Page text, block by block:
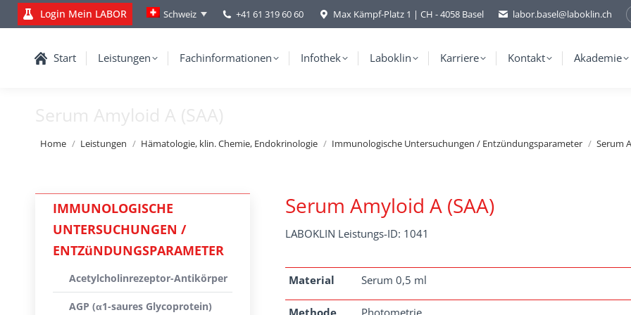
Login Mein LABOR Schweiz +41 61 319 60 60 Max Kämpf-Platz 1 | CH - 4058 Basel labor.basel@laboklin.ch
Start Leistungen Fachinformationen Infothek Laboklin Karriere Kontakt Akademie
Serum Amyloid A (SAA)
You are here:
Home Leistungen Hämatologie, klin. Chemie, Endokrinologie Immunologische Untersuchungen / Entzündungsparameter Serum
Serum Amyloid A (SAA)
LABOKLIN Leistungs-ID: 1041
Material Serum 0,5 ml
Methode Photometrie
IMMUNOLOGISCHE
UNTERSUCHUNGEN /
ENTZüNDUNGSPARAMETER
Acetylcholinrezeptor-Antikörper
AGP (α1-saures Glycoprotein)